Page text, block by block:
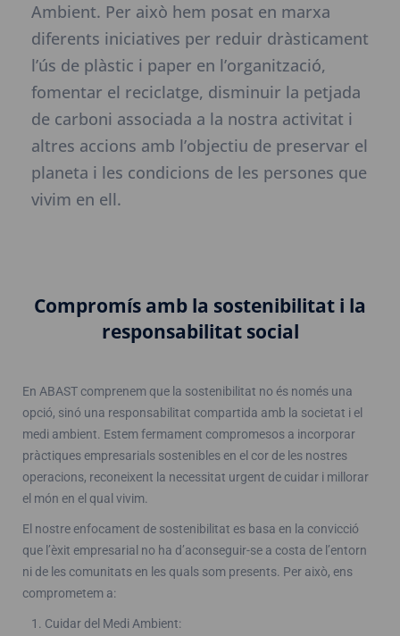
Ambient. Per això hem posat en marxa
diferents iniciatives per reduir dràsticament
l’ús de plàstic i paper en l’organització,
fomentar el reciclatge, disminuir la petjada
de carboni associada a la nostra activitat i
altres accions amb l’objectiu de preservar el
planeta i les condicions de les persones que
vivim en ell.
Compromís amb la sostenibilitat i la
responsabilitat social
En ABAST comprenem que la sostenibilitat no és només una
opció, sinó una responsabilitat compartida amb la societat i el
medi ambient. Estem fermament compromesos a incorporar
pràctiques empresarials sostenibles en el cor de les nostres
operacions, reconeixent la necessitat urgent de cuidar i millorar
el món en el qual vivim.
El nostre enfocament de sostenibilitat es basa en la convicció
que l’èxit empresarial no ha d’aconseguir-se a costa de l’entorn
ni de les comunitats en les quals som presents. Per això, ens
comprometem a:
Cuidar del Medi Ambient: